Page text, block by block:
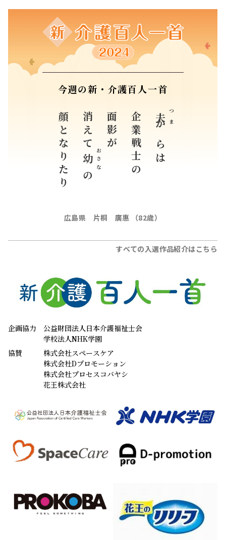
今週の新・介護百人一首
夫 つま
からは
企業戦士の
面影が
消えて
幼 おさな
の
顔となりたり
広島県 片桐 廣惠 （82歳）
すべての入選作品紹介はこちら
企画協力
公益財団法人日本介護福祉士会
学校法人NHK学園
協賛
株式会社スペースケア
株式会社Dプロモーション
株式会社プロセスコバヤシ
花王株式会社